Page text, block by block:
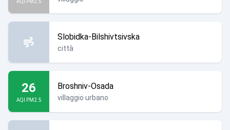
Slobidka-Bilshivtsivska
città
26
AQI PM2.5
Broshniv-Osada
villaggio urbano